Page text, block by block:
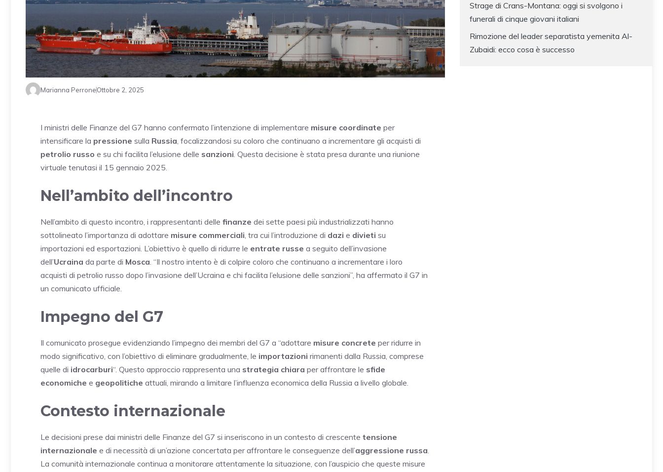
Marianna PerroneOttobre 2, 2025
I ministri delle Finanze del G7 hanno confermato l’intenzione di implementare misure coordinate per
intensificare la pressione sulla Russia, focalizzandosi su coloro che continuano a incrementare gli acquisti di
petrolio russo e su chi facilita l’elusione delle sanzioni. Questa decisione è stata presa durante una riunione
virtuale tenutasi il 15 gennaio 2025.
Nell’ambito dell’incontro
Nell’ambito di questo incontro, i rappresentanti delle finanze dei sette paesi più industrializzati hanno
sottolineato l’importanza di adottare misure commerciali, tra cui l’introduzione di dazi e divieti su
importazioni ed esportazioni. L’obiettivo è quello di ridurre le entrate russe a seguito dell’invasione
dell’Ucraina da parte di Mosca. “Il nostro intento è di colpire coloro che continuano a incrementare i loro
acquisti di petrolio russo dopo l’invasione dell’Ucraina e chi facilita l’elusione delle sanzioni”, ha affermato il G7 in
un comunicato ufficiale.
Impegno del G7
Il comunicato prosegue evidenziando l’impegno dei membri del G7 a “adottare misure concrete per ridurre in
modo significativo, con l’obiettivo di eliminare gradualmente, le importazioni rimanenti dalla Russia, comprese
quelle di idrocarburi“. Questo approccio rappresenta una strategia chiara per affrontare le sfide
economiche e geopolitiche attuali, mirando a limitare l’influenza economica della Russia a livello globale.
Contesto internazionale
Le decisioni prese dai ministri delle Finanze del G7 si inseriscono in un contesto di crescente tensione
internazionale e di necessità di un’azione concertata per affrontare le conseguenze dell’aggressione russa.
La comunità internazionale continua a monitorare attentamente la situazione, con l’auspicio che queste misure
Strage di Crans-Montana: oggi si svolgono i
funerali di cinque giovani italiani
Rimozione del leader separatista yemenita Al-
Zubaidi: ecco cosa è successo